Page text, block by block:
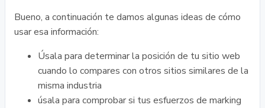
Bueno, a continuación te damos algunas ideas de cómo
usar esa información:
Úsala para determinar la posición de tu sitio web
cuando lo compares con otros sitios similares de la
misma industria
úsala para comprobar si tus esfuerzos de marking